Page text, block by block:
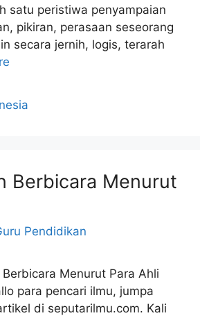
satu peristiwa penyampaian
pikiran, perasaan seseorang
secara jernih, logis, terarah
Berbicara Menurut
Pendidikan
Menurut Para Ahli
para pencari ilmu, jumpa
di seputarilmu.com. Kali